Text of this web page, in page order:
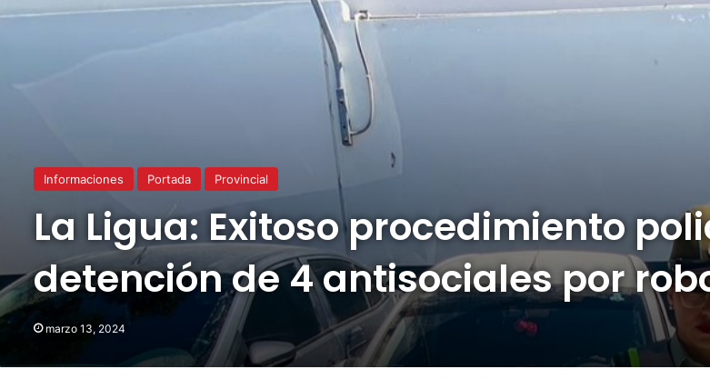
Informaciones Portada Provincial
La Ligua: Exitoso procedimiento
detención de 4 antisociales por
marzo 13, 2024